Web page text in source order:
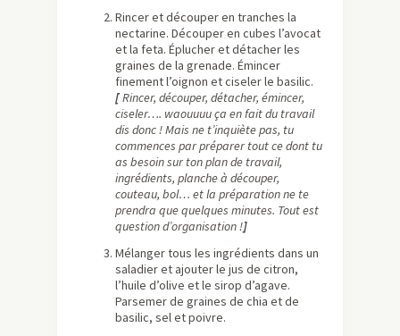
Rincer et découper en tranches la
nectarine. Découper en cubes l’avocat
et la feta. Éplucher et détacher les
graines de la grenade. Émincer
finement l’oignon et ciseler le basilic.
[Rincer, découper, détacher, émincer,
ciseler…. waouuuu ça en fait du travail
dis donc ! Mais ne t’inquiète pas, tu
commences par préparer tout ce dont tu
as besoin sur ton plan de travail,
ingrédients, planche à découper,
couteau, bol… et la préparation ne te
prendra que quelques minutes. Tout est
question d’organisation !]
Mélanger tous les ingrédients dans un
saladier et ajouter le jus de citron,
l’huile d’olive et le sirop d’agave.
Parsemer de graines de chia et de
basilic, sel et poivre.